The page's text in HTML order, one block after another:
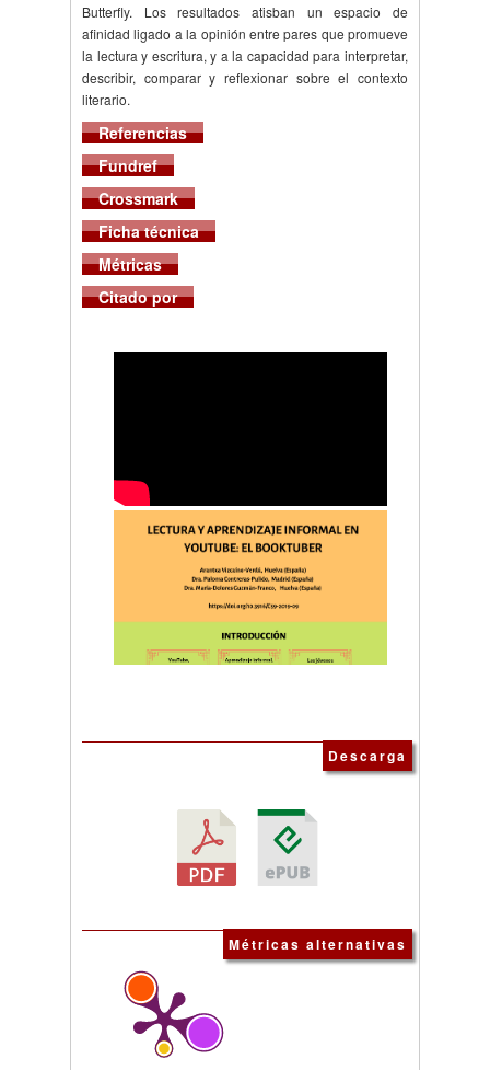
Butterfly. Los resultados atisban un espacio de
afinidad ligado a la opinión entre pares que promueve
la lectura y escritura, y a la capacidad para interpretar,
describir, comparar y reflexionar sobre el contexto
literario.
Referencias
Fundref
Crossmark
Ficha técnica
Métricas
Citado por
Descarga
Métricas alternativas